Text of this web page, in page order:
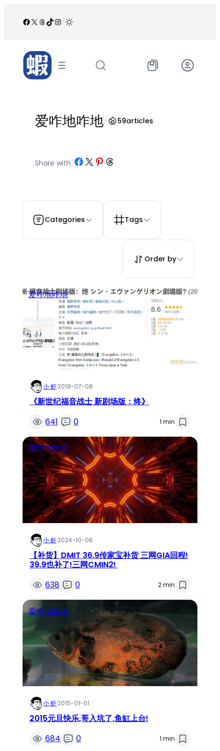
Facebook
X Threads
TikTok
Instagram
/
/
爱咋地咋地/ 59articles
Share with/Share on Facebook
Share on X Share on Pinterest
Share on Threads
Categories Tags
Order by
爱咋地咋地
小 虾·2019-07-08
《新世纪福音战士 新剧场版：终》
641
0 1 min
爱咋地咋地
小 虾·2024-10-06
【补货】DMIT 36.9传家宝补货 三网GIA回程!
39.9也补了!三网CMIN2!
638
0 2 min
爱咋地咋地
小 虾·2015-01-01
2015元旦快乐,哥入坑了,鱼缸上台!
684
0 1 min